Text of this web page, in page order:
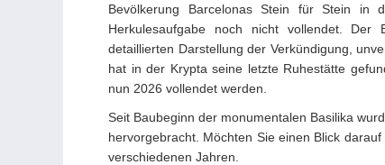
Bevölkerung Barcelonas Stein für Stein in
Herkulesaufgabe noch nicht vollendet.
detaillierten Darstellung der Verkündigung,
hat in der Krypta seine letzte Ruhestätte
nun 2026 vollendet werden.
Seit Baubeginn der monumentalen Basilika
hervorgebracht. Möchten Sie einen Blick
verschiedenen Jahren.